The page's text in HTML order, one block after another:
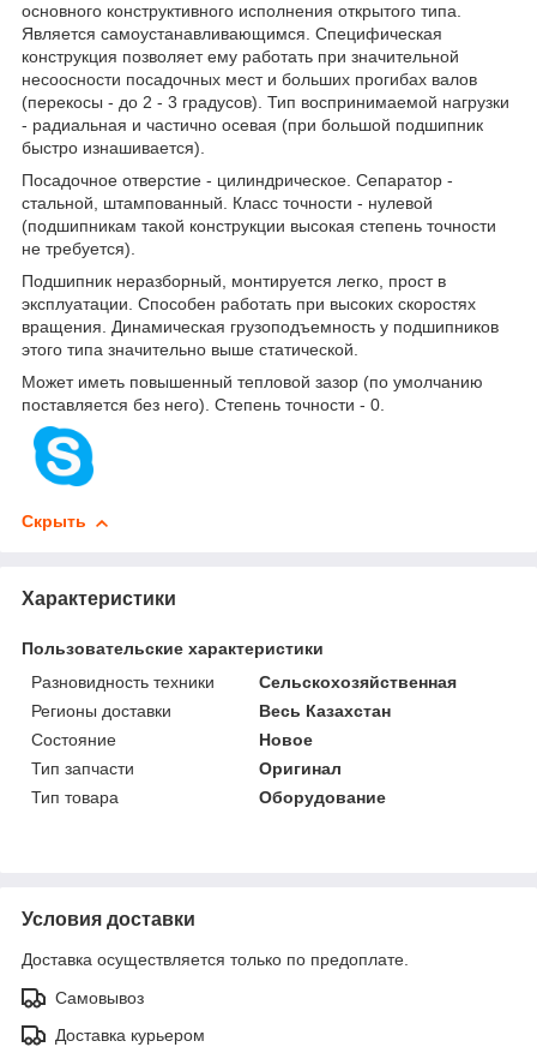
основного конструктивного исполнения открытого типа.
Является самоустанавливающимся. Специфическая
конструкция позволяет ему работать при значительной
несоосности посадочных мест и больших прогибах валов
(перекосы - до 2 - 3 градусов). Тип воспринимаемой нагрузки
- радиальная и частично осевая (при большой подшипник
быстро изнашивается).
Посадочное отверстие - цилиндрическое. Сепаратор -
стальной, штампованный. Класс точности - нулевой
(подшипникам такой конструкции высокая степень точности
не требуется).
Подшипник неразборный, монтируется легко, прост в
эксплуатации. Способен работать при высоких скоростях
вращения. Динамическая грузоподъемность у подшипников
этого типа значительно выше статической.
Может иметь повышенный тепловой зазор (по умолчанию
поставляется без него). Степень точности - 0.
Скрыть
Характеристики
Пользовательские характеристики
Разновидность техники
Сельскохозяйственная
Регионы доставки
Весь Казахстан
Состояние
Новое
Тип запчасти
Оригинал
Тип товара
Оборудование
Условия доставки
Доставка осуществляется только по предоплате.
Самовывоз
Доставка курьером